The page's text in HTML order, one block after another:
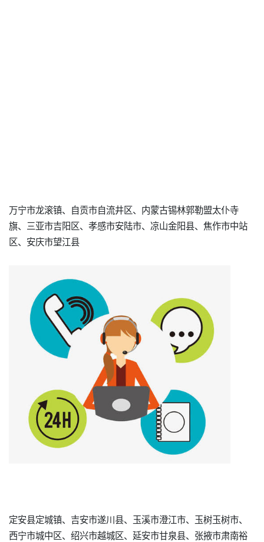
万宁市龙滚镇、自贡市自流井区、内蒙古锡林郭勒盟太仆寺
旗、三亚市吉阳区、孝感市安陆市、凉山金阳县、焦作市中站
区、安庆市望江县
定安县定城镇、吉安市遂川县、玉溪市澄江市、玉树玉树市、
西宁市城中区、绍兴市越城区、延安市甘泉县、张掖市肃南裕